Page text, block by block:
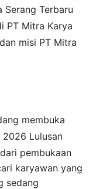
Serang Terbaru
PT Mitra Karya
misi PT Mitra
membuka
2026 Lulusan
dari pembukaan
karyawan yang
sedang